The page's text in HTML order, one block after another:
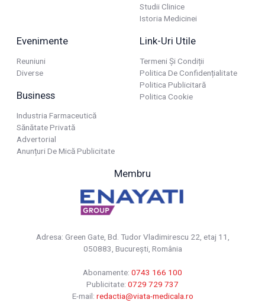
Studii Clinice
Istoria Medicinei
Evenimente
Reuniuni
Diverse
Business
Industria Farmaceutică
Sănătate Privată
Advertorial
Anunțuri De Mică Publicitate
Link-Uri Utile
Termeni Și Condiții
Politica De Confidențialitate
Politica Publicitară
Politica Cookie
Membru
Adresa: Green Gate, Bd. Tudor Vladimirescu 22, etaj 11,
050883, Bucureşti, România
Abonamente: 0743 166 100
Publicitate: 0729 729 737
E-mail: redactia@viata-medicala.ro